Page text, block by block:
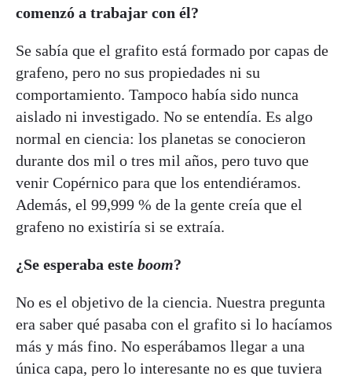
comenzó a trabajar con él?
Se sabía que el grafito está formado por capas de
grafeno, pero no sus propiedades ni su
comportamiento. Tampoco había sido nunca
aislado ni investigado. No se entendía. Es algo
normal en ciencia: los planetas se conocieron
durante dos mil o tres mil años, pero tuvo que
venir Copérnico para que los entendiéramos.
Además, el 99,999 % de la gente creía que el
grafeno no existiría si se extraía.
¿Se esperaba este boom?
No es el objetivo de la ciencia. Nuestra pregunta
era saber qué pasaba con el grafito si lo hacíamos
más y más fino. No esperábamos llegar a una
única capa, pero lo interesante no es que tuviera